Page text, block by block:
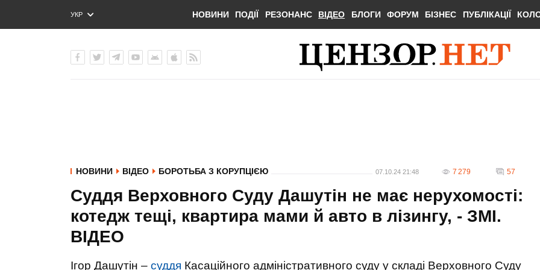
УКР
ENG
НОВИНИ ПОДІЇ РЕЗОНАНС ВІДЕО БЛОГИ ФОРУМ БІЗНЕС ПУБЛІКАЦІЇ
НОВИНИ ВІДЕО БОРОТЬБА З КОРУПЦІЄЮ 07.10.24 21:48 7 279 57
Суддя Верховного Суду Дашутін не має нерухомості:
котедж тещі, квартира мами й авто в лізингу, - ЗМІ.
ВIДЕО
Ігор Дашутін – суддя Касаційного адміністративного суду у складі Верховного Суду